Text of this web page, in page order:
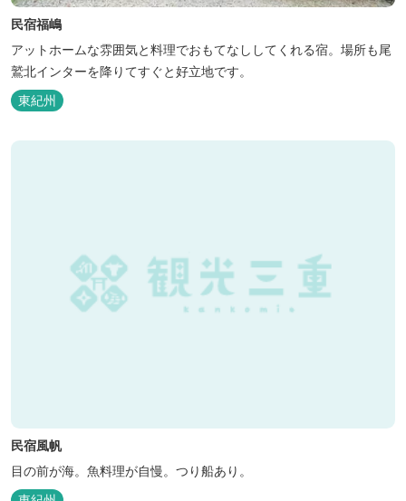
民宿福嶋
アットホームな雰囲気と料理でおもてなししてくれる宿。場所も尾
鷲北インターを降りてすぐと好立地です。
東紀州
民宿風帆
目の前が海。魚料理が自慢。つり船あり。